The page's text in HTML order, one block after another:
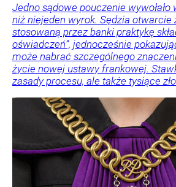
Jedno sądowe pouczenie wywołało
niż niejeden wyrok. Sędzia otwarcie
stosowaną przez banki praktykę
oświadczeń”, jednocześnie
może nabrać szczególnego
życie nowej ustawy frankowej.
zasady procesu, ale także tysiące